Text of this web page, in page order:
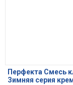
Перфекта Смесь
Зимняя серия